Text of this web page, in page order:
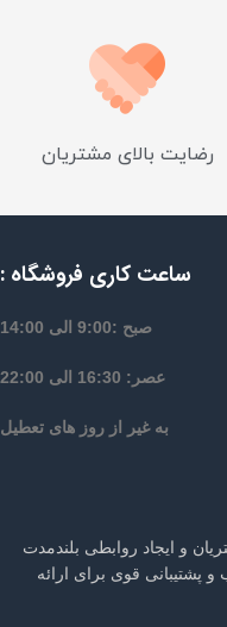
رضایت بالای مشتریان
ساعت کاری فروشگاه :
صبح :9:00 الی 14:00
عصر: 16:30 الی 22:00
به غیر از روز های تعطیل
و ایجاد روابطی بلندمدت
قوی برای ارائه